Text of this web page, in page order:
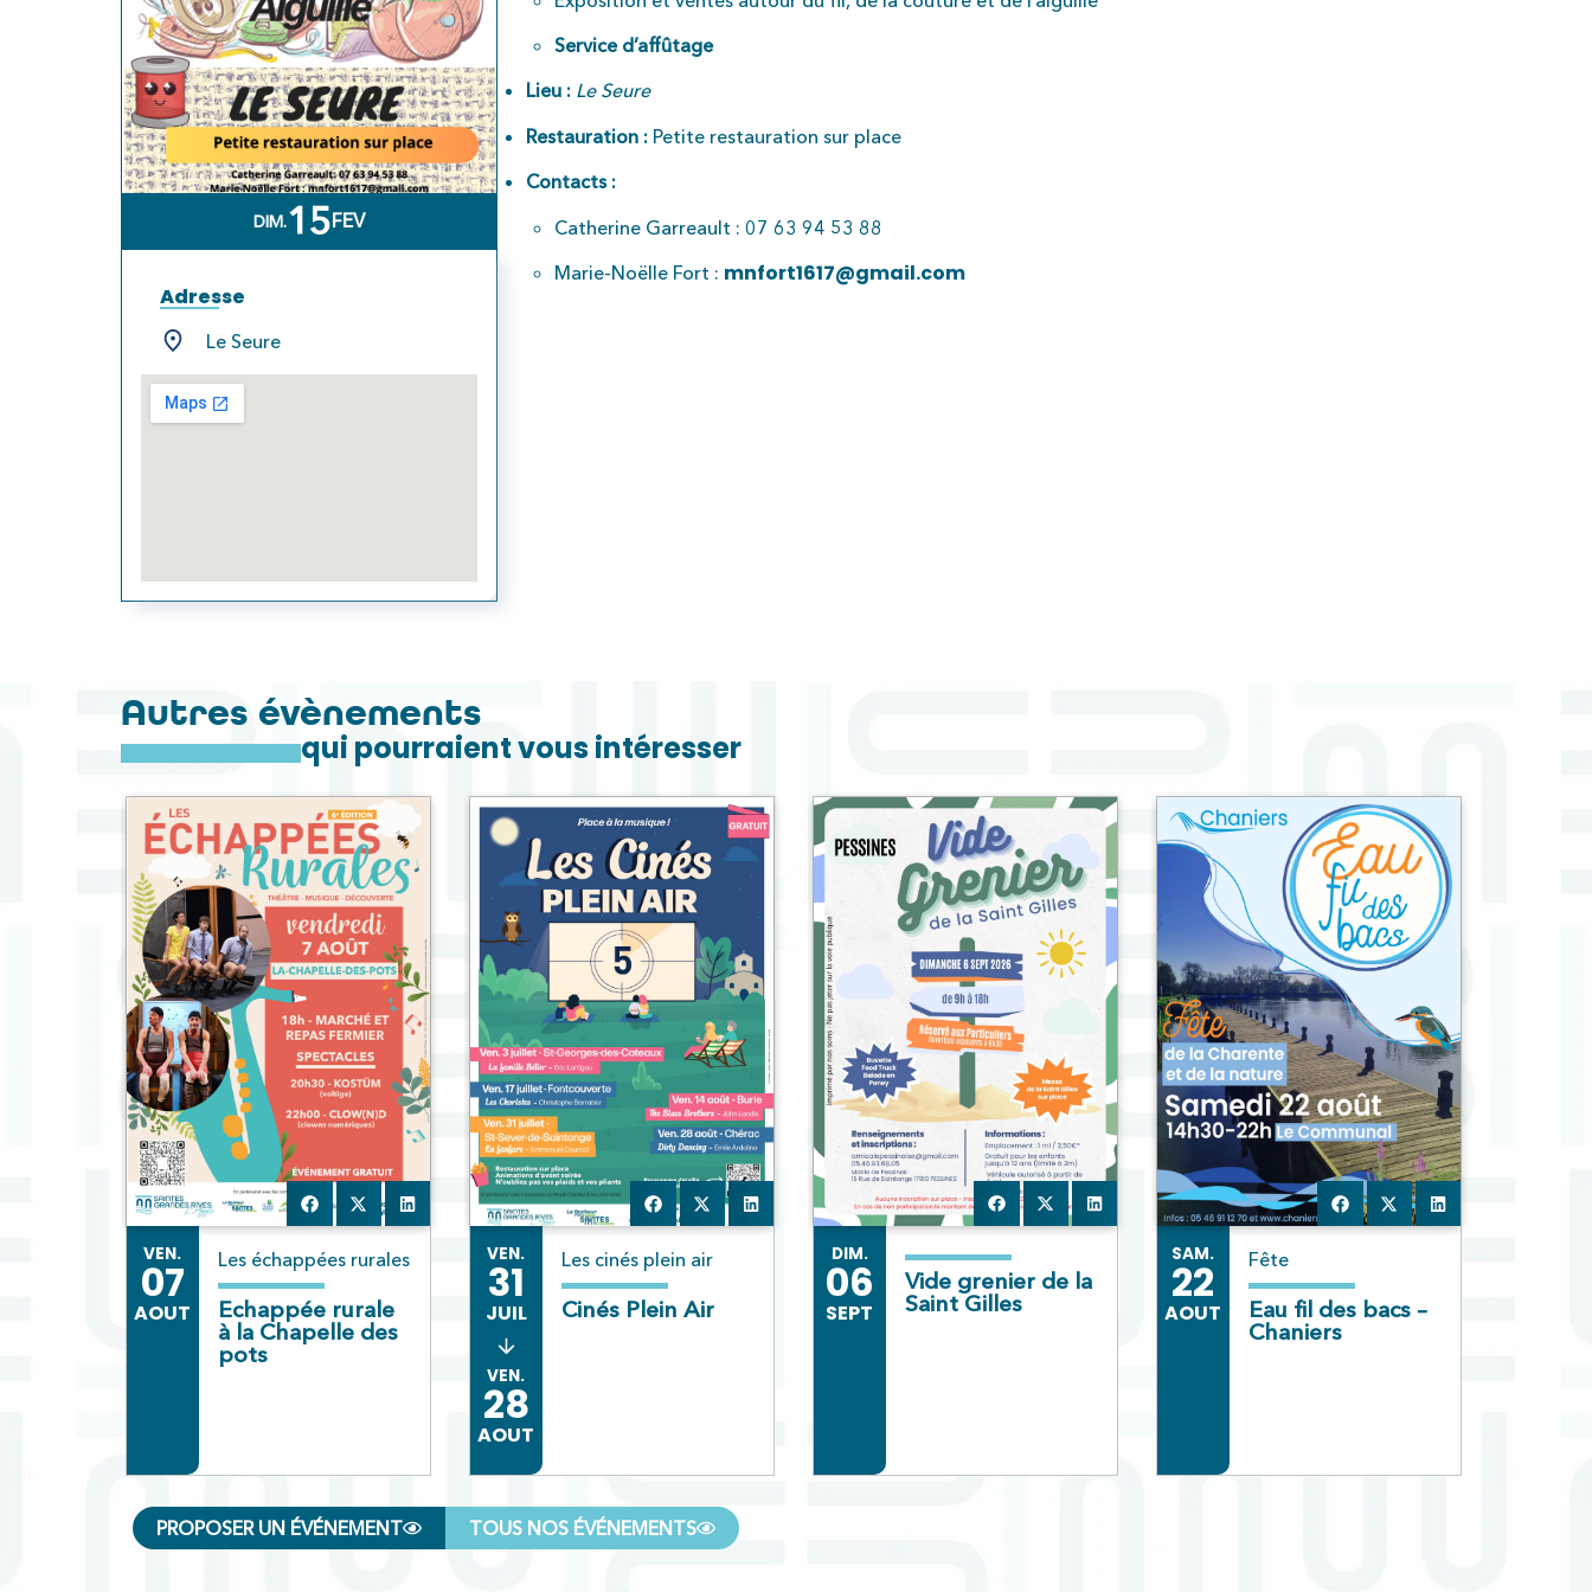
Service d’affûtage
Lieu : Le Seure
Restauration :Petite restauration sur place
Contacts :
Catherine Garreault : 07 63 94 53 88
Marie-Noëlle Fort : mnfort1617@gmail.com
DIM.15FEV
Adresse
Le Seure
Autres évènements
qui pourraient vous intéresser
VEN.
07
AOUT
Les échappées rurales
Echappée rurale
à la Chapelle des
pots
VEN.
31
JUIL
VEN.
28
AOUT
Les cinés plein air
Cinés Plein Air
DIM.
06
SEPT
Vide grenier de la
Saint Gilles
SAM.
22
AOUT
Fête
Eau fil des bacs –
Chaniers
PROPOSER UN ÉVÉNEMENT TOUS NOS ÉVÉNEMENTS